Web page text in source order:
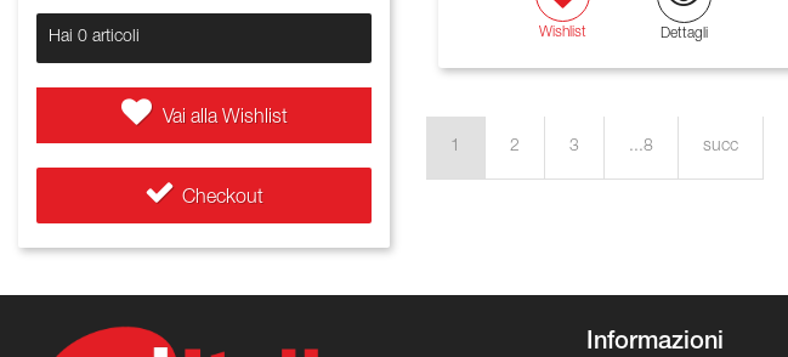
Hai 0 articoli
Vai alla Wishlist
Checkout
Wishlist Dettagli
1 2 3 ...8 succ
Informazioni